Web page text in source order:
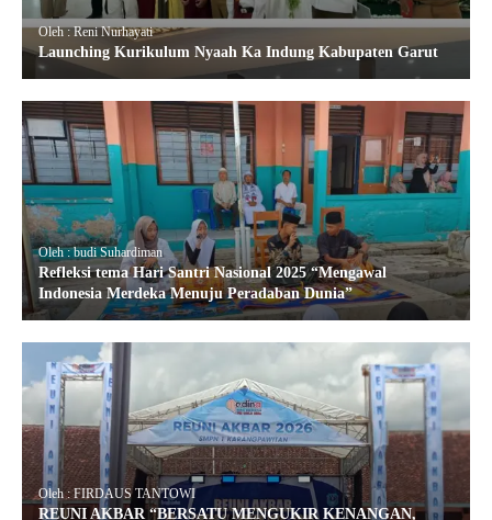
Oleh : Reni Nurhayati
Launching Kurikulum Nyaah Ka Indung Kabupaten Garut
Oleh : budi Suhardiman
Refleksi tema Hari Santri Nasional 2025 “Mengawal
Indonesia Merdeka Menuju Peradaban Dunia”
Oleh : FIRDAUS TANTOWI
REUNI AKBAR “BERSATU MENGUKIR KENANGAN,